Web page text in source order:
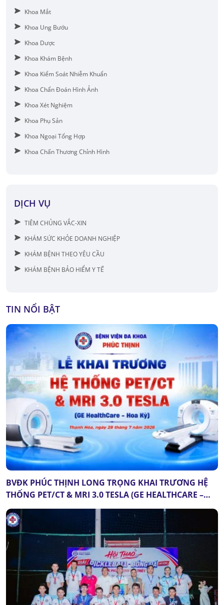
Khoa Mắt
Khoa Ung Bướu
Khoa Dược
Khoa Khám Bệnh
Khoa Kiểm Soát Nhiễm Khuẩn
Khoa Chẩn Đoán Hình Ảnh
Khoa Xét Nghiệm
Khoa Phụ Sản
Khoa Ngoại Tổng Hợp
Khoa Chấn Thương Chỉnh Hình
DỊCH VỤ
TIÊM CHỦNG VẮC-XIN
KHÁM SỨC KHỎE DOANH NGHIỆP
KHÁM BỆNH THEO YÊU CẦU
KHÁM BỆNH BẢO HIỂM Y TẾ
TIN NỔI BẬT
BVĐK PHÚC THỊNH LONG TRỌNG KHAI TRƯƠNG HỆ
THỐNG PET/CT & MRI 3.0 TESLA (GE HEALTHCARE –
HOA KỲ): DẤU MỐC QUAN TRỌNG CỦA Y TẾ THANH
HÓA